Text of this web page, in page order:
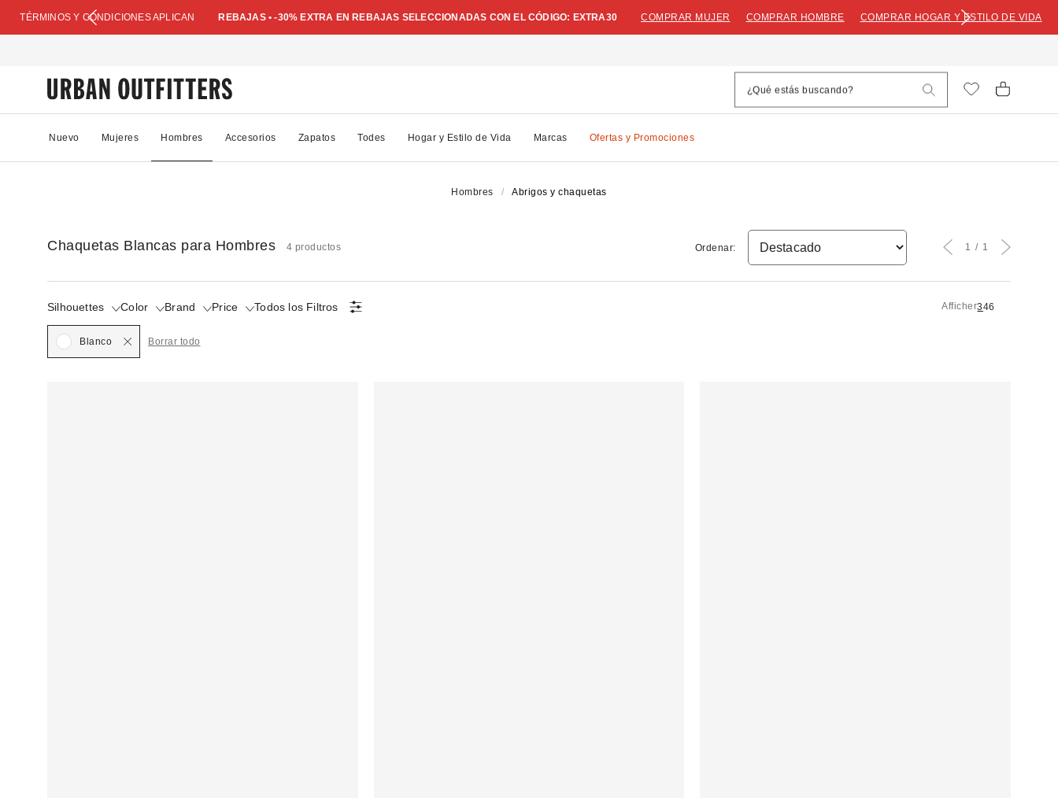
TÉRMINOS Y CONDICIONES APLICAN REBAJAS • -30% EXTRA EN REBAJAS SELECCIONADAS CON EL CÓDIGO: EXTRA30 COMPRAR MUJER COMPRAR HOMBRE COMPRAR HOGAR Y ESTILO DE VIDA
Nuevo Mujeres Hombres Accesorios Zapatos Todes Hogar y Estilo de Vida Marcas Ofertas y Promociones
Hombres Abrigos y chaquetas
Chaquetas Blancas para Hombres 4 productos
Silhouettes Color
Seleccionado
Brand Price Todos los Filtros Afficher346
Blanco Borrar todo
Ordenar: 1 1